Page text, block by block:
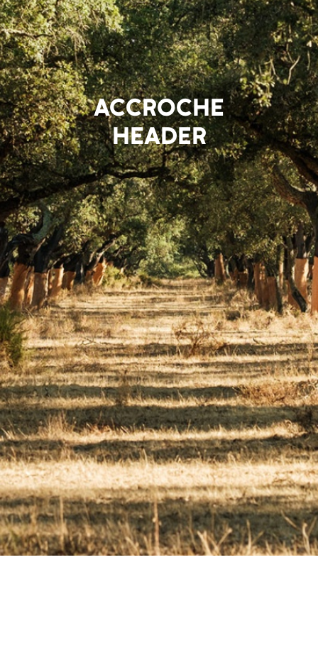
ACCROCHE
HEADER